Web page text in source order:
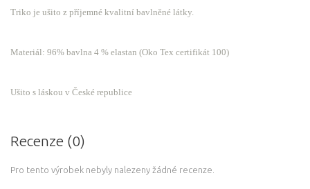
Triko je ušito z příjemné kvalitní bavlněné látky.
Materiál: 96% bavlna 4 % elastan (Oko Tex certifikát 100)
Ušito s láskou v České republice
Recenze (0)
Pro tento výrobek nebyly nalezeny žádné recenze.